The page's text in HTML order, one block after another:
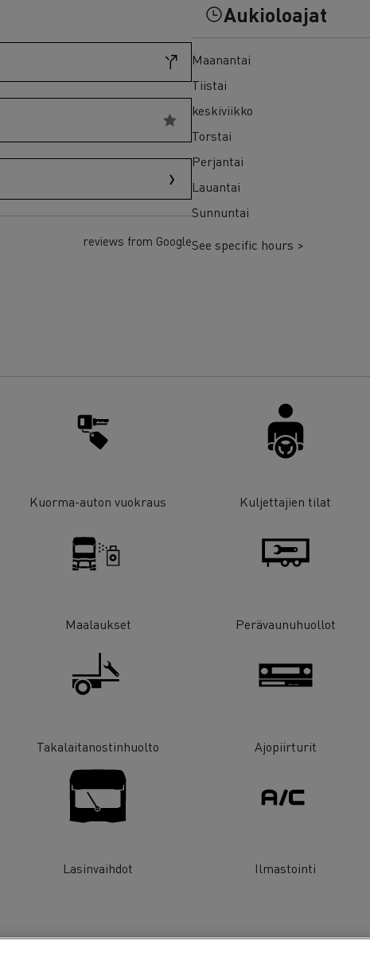
Sähkökuorma-auton rahoitus
reviews from Google
Aukioloajat
Maanantai
Tiistai
keskiviikko
Torstai
Perjantai
Lauantai
Sunnuntai
See specific hours >
Kuorma-auton vuokraus Kuljettajien tilat
Maalaukset Perävaunuhuollot
Takalaitanostinhuolto Ajopiirturit
Lasinvaihdot Ilmastointi